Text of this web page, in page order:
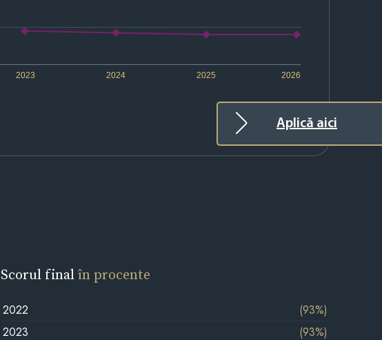
Aplică aici
2023 2024 2025 2026
Scorul finalîn procente
2022
(93%)
2023
(93%)